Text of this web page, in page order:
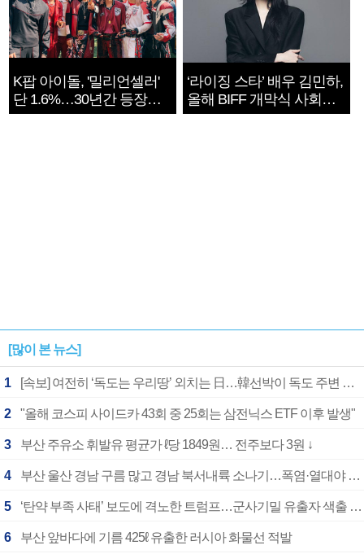
K팝 아이돌, '밀리언셀러'
단 1.6%…30년간 등장
1182개팀 전수조사
‘라이징 스타’ 배우 김민하,
올해 BIFF 개막식 사회자
확정
[많이 본 뉴스]
1 [속보] 여전히 ‘독도는 우리땅’ 외치는 日…韓선박이 독도 주변 해양조사 활동하자 반발
2 "올해 코스피 사이드카 43회 중 25회는 삼전닉스 ETF 이후 발생"
3 부산 주유소 휘발유 평균가 ℓ당 1849원… 전주보다 3원 ↓
4 부산 울산 경남 구름 많고 경남 북서내륙 소나기…폭염·열대야 계속
5 ‘탄약 부족 사태’ 보도에 격노한 트럼프…군사기밀 유출자 색출 지시
6 부산 앞바다에 기름 425ℓ 유출한 러시아 화물선 적발